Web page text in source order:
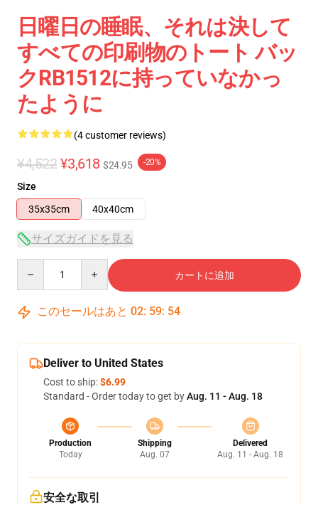
日曜日の睡眠、それは決して
すべての印刷物のトート バッ
クRB1512に持っていなかっ
たように
(4 customer reviews)
¥4,522 ¥3,618 $24.95 -20%
Size
35x35cm
40x40cm
サイズガイドを見る
カートに追加
このセールはあと 02: 59: 53
Deliver to United States
Cost to ship:$6.99
Standard - Order today to get byAug. 11 - Aug. 18
Production
Today
Shipping
Aug. 07
Delivered
Aug. 11 - Aug. 18
安全な取引